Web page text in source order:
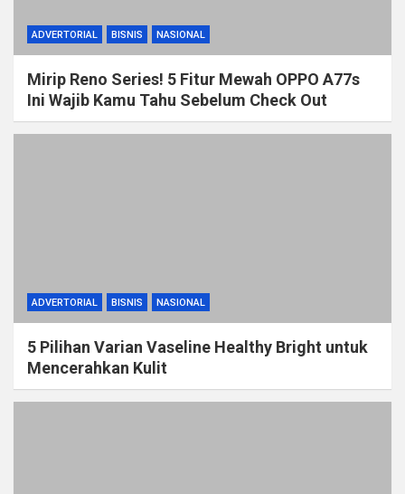
ADVERTORIAL BISNIS NASIONAL
Mirip Reno Series! 5 Fitur Mewah OPPO A77s
Ini Wajib Kamu Tahu Sebelum Check Out
ADVERTORIAL BISNIS NASIONAL
5 Pilihan Varian Vaseline Healthy Bright untuk
Mencerahkan Kulit